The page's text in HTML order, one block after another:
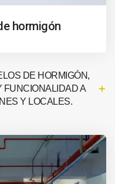
hormigón
DE HORMIGÓN,
FUNCIONALIDAD A
Y LOCALES.